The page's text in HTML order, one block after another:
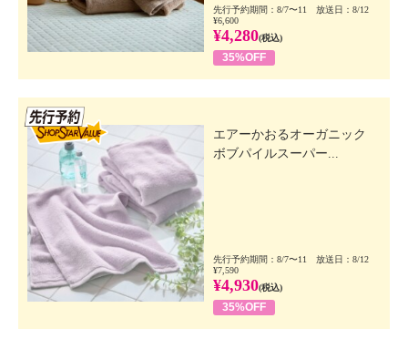
先行予約期間：8/7〜11 放送日：8/12
¥6,600
¥4,280(税込)
35%OFF
エアーかおるオーガニック
ボブパイルスーパー...
先行予約期間：8/7〜11 放送日：8/12
¥7,590
¥4,930(税込)
35%OFF